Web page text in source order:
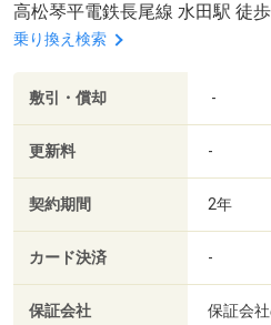
高松琴平電鉄長尾線 水田駅 徒
乗り換え検索
敷引・償却 -
更新料 -
契約期間 2年
カード決済 -
保証会社
保証会